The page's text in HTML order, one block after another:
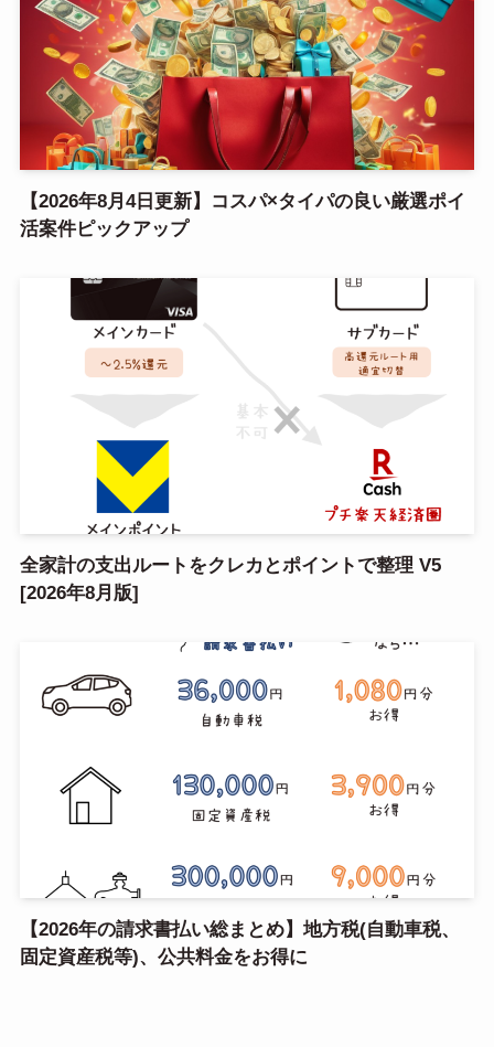
【2026年8月4日更新】コスパ×タイパの良い厳選ポイ
活案件ピックアップ
全家計の支出ルートをクレカとポイントで整理 V5
[2026年8月版]
【2026年の請求書払い総まとめ】地方税(自動車税、
固定資産税等)、公共料金をお得に